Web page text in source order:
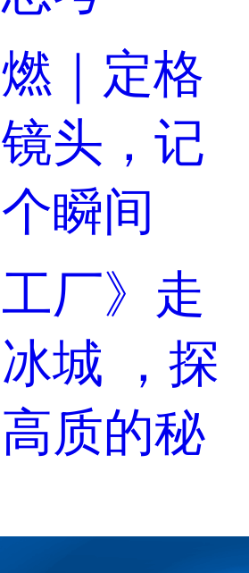
｜定格
头，记
瞬间
工厂》走
城 ，探
质的秘